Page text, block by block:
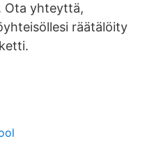
Ota yhteyttä,
räätälöity